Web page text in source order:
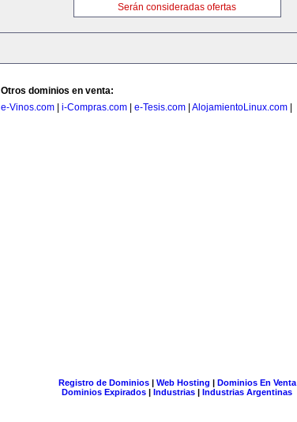
Serán consideradas ofertas
Otros dominios en venta:
e-Vinos.com
i-Compras.com e-Tesis.com AlojamientoLinux.com
Registro de Dominios| Web Hosting | Dominios En Venta
Dominios Expirados | Industrias | Industrias Argentinas